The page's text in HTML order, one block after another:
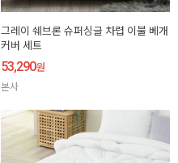
그레이 쉐브론 슈퍼싱글 차렵 이불 베개
커버 세트
53,290원
본사